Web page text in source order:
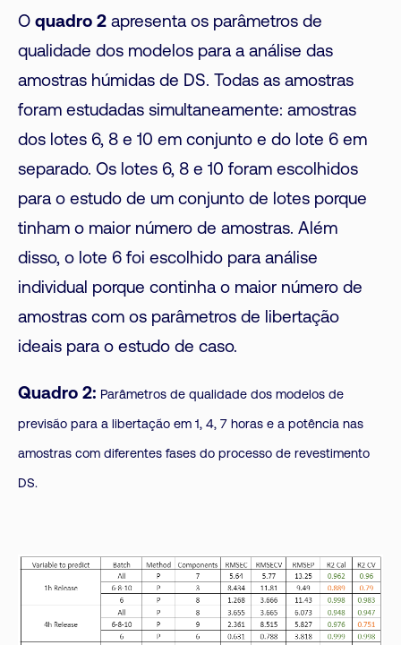
O quadro 2 apresenta os parâmetros de
qualidade dos modelos para a análise das
amostras húmidas de DS. Todas as amostras
foram estudadas simultaneamente: amostras
dos lotes 6, 8 e 10 em conjunto e do lote 6 em
separado. Os lotes 6, 8 e 10 foram escolhidos
para o estudo de um conjunto de lotes porque
tinham o maior número de amostras. Além
disso, o lote 6 foi escolhido para análise
individual porque continha o maior número de
amostras com os parâmetros de libertação
ideais para o estudo de caso.
Quadro 2: Parâmetros de qualidade dos modelos de
previsão para a libertação em 1, 4, 7 horas e a potência nas
amostras com diferentes fases do processo de revestimento
DS.